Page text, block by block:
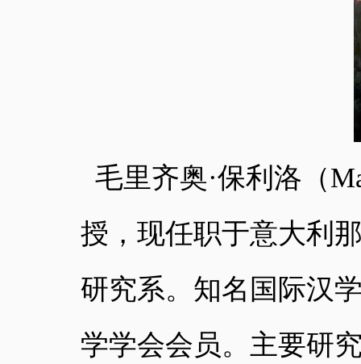
毛里齐奥·保利洛（
授，现任职于意大利
研究系。知名国际汉
学学会会员。主要研